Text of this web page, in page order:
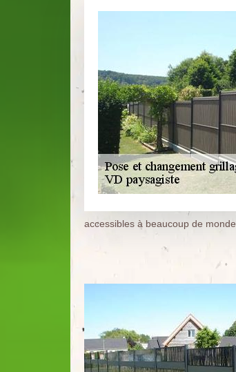
accessibles à beaucoup de monde.